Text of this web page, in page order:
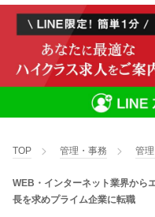
TOP 管理・事務 管
WEB・インターネット業界から
長を求めプライム企業に転職